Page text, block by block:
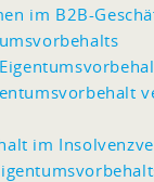
im B2B-
im